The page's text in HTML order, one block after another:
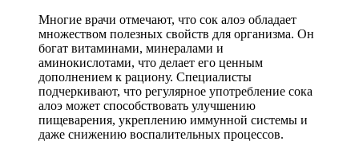
Многие врачи отмечают, что сок алоэ обладает
множеством полезных свойств для организма. Он
богат витаминами, минералами и
аминокислотами, что делает его ценным
дополнением к рациону. Специалисты
подчеркивают, что регулярное употребление сока
алоэ может способствовать улучшению
пищеварения, укреплению иммунной системы и
даже снижению воспалительных процессов.